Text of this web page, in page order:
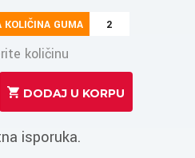
KOLIČINA GUMA 2
količinu
isporuka.